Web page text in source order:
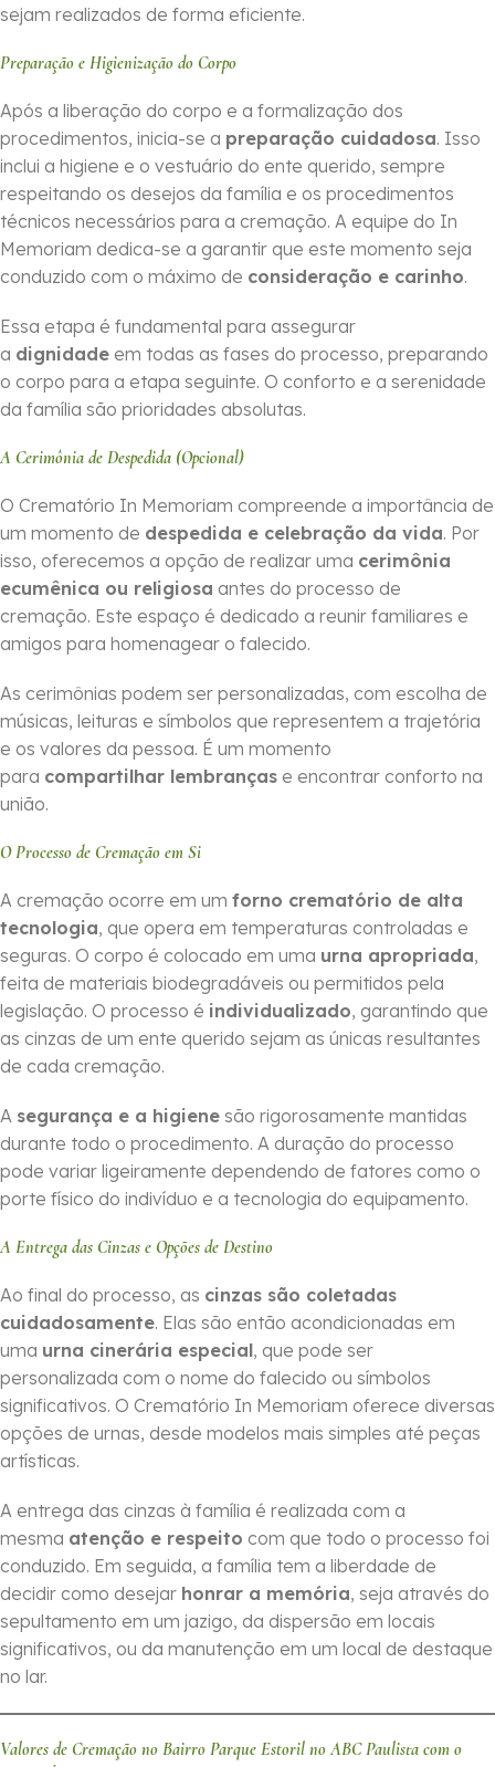
sejam realizados de forma eficiente.
Preparação e Higienização do Corpo
Após a liberação do corpo e a formalização dos
procedimentos, inicia-se a preparação cuidadosa. Isso
inclui a higiene e o vestuário do ente querido, sempre
respeitando os desejos da família e os procedimentos
técnicos necessários para a cremação. A equipe do In
Memoriam dedica-se a garantir que este momento seja
conduzido com o máximo de consideração e carinho.
Essa etapa é fundamental para assegurar
a dignidade em todas as fases do processo, preparando
o corpo para a etapa seguinte. O conforto e a serenidade
da família são prioridades absolutas.
A Cerimônia de Despedida (Opcional)
O Crematório In Memoriam compreende a importância de
um momento de despedida e celebração da vida. Por
isso, oferecemos a opção de realizar uma cerimônia
ecumênica ou religiosa antes do processo de
cremação. Este espaço é dedicado a reunir familiares e
amigos para homenagear o falecido.
As cerimônias podem ser personalizadas, com escolha de
músicas, leituras e símbolos que representem a trajetória
e os valores da pessoa. É um momento
para compartilhar lembranças e encontrar conforto na
união.
O Processo de Cremação em Si
A cremação ocorre em um forno crematório de alta
tecnologia, que opera em temperaturas controladas e
seguras. O corpo é colocado em uma urna apropriada,
feita de materiais biodegradáveis ou permitidos pela
legislação. O processo é individualizado, garantindo que
as cinzas de um ente querido sejam as únicas resultantes
de cada cremação.
A segurança e a higiene são rigorosamente mantidas
durante todo o procedimento. A duração do processo
pode variar ligeiramente dependendo de fatores como o
porte físico do indivíduo e a tecnologia do equipamento.
A Entrega das Cinzas e Opções de Destino
Ao final do processo, as cinzas são coletadas
cuidadosamente. Elas são então acondicionadas em
uma urna cinerária especial, que pode ser
personalizada com o nome do falecido ou símbolos
significativos. O Crematório In Memoriam oferece diversas
opções de urnas, desde modelos mais simples até peças
artísticas.
A entrega das cinzas à família é realizada com a
mesma atenção e respeito com que todo o processo foi
conduzido. Em seguida, a família tem a liberdade de
decidir como desejar honrar a memória, seja através do
sepultamento em um jazigo, da dispersão em locais
significativos, ou da manutenção em um local de destaque
no lar.
Valores de Cremação no Bairro Parque Estoril no ABC Paulista com o